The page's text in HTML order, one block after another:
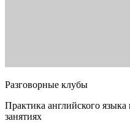
Разговорные клубы
Практика английского
занятиях